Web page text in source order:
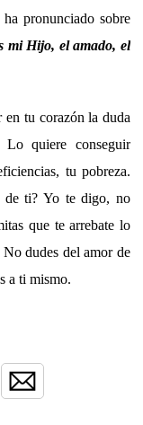
pronunciado sobre
mi Hijo, el amado, el
tu corazón la duda
Lo quiere conseguir
tu pobreza.
de ti? Yo te digo, no
que te arrebate lo
dudes del amor de
a ti mismo.